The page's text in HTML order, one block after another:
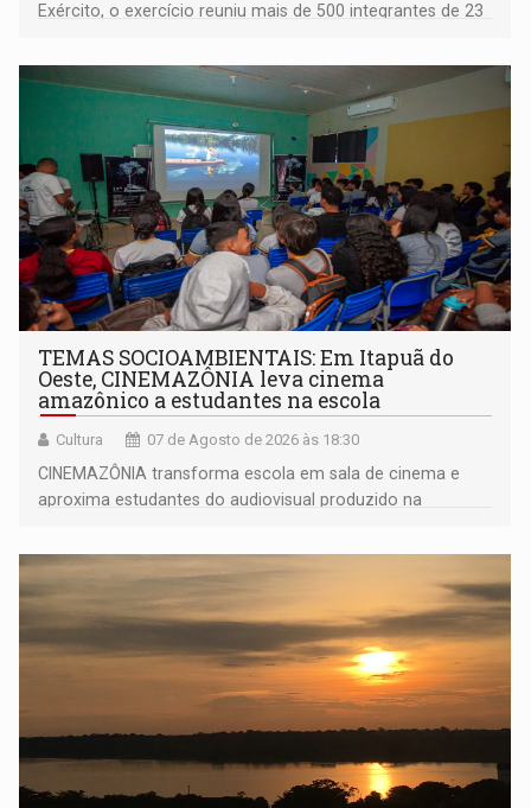
Exército, o exercício reuniu mais de 500 integrantes de 23
TEMAS SOCIOAMBIENTAIS: Em Itapuã do
Oeste, CINEMAZÔNIA leva cinema
amazônico a estudantes na escola
Cultura 07 de Agosto de 2026 às 18:30
CINEMAZÔNIA transforma escola em sala de cinema e
aproxima estudantes do audiovisual produzido na